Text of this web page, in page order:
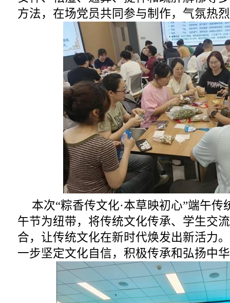
方法，在场党员共同参与制作，气氛热
本次“粽香传文化·本草映初心”端午
午节为纽带，将传统文化传承、学生交
合，让传统文化在新时代焕发出新活力
一步坚定文化自信，积极传承和弘扬中